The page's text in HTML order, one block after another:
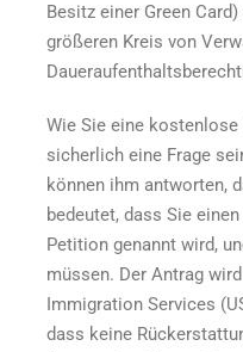
Besitz einer Green
größeren Kreis von
Wie Sie eine kostenlose
sicherlich eine Frage
können ihm antworten,
bedeutet, dass Sie
Petition genannt wird,
müssen. Der Antrag
Immigration Services
dass keine